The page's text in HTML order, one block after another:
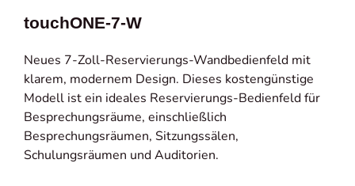
touchONE-7-W
Neues 7-Zoll-Reservierungs-Wandbedienfeld mit
klarem, modernem Design. Dieses kostengünstige
Modell ist ein ideales Reservierungs-Bedienfeld für
Besprechungsräume, einschließlich
Besprechungsräumen, Sitzungssälen,
Schulungsräumen und Auditorien.